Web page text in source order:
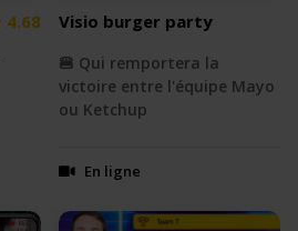
4.68 Visio burger party
🍔 Qui remportera la
victoire entre l'équipe Mayo
ou Ketchup
En ligne